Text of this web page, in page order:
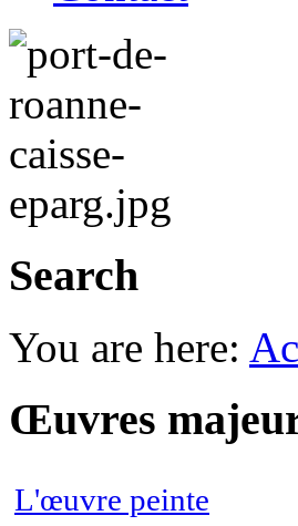
Search
You are here:
Œuvres
L'œuvre peinte